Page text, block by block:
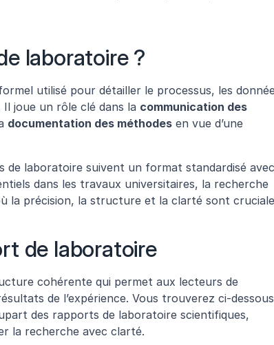
laboratoire ?
utilisé pour détailler le processus, les
joue un rôle clé dans la communication des
documentation des méthodes en vue d’une
laboratoire suivent un format standardisé avec
dans les travaux universitaires, la recherche
la précision, la structure et la clarté sont
de laboratoire
cohérente qui permet aux lecteurs de
de l’expérience. Vous trouverez ci-dessous
des rapports de laboratoire scientifiques,
la recherche avec clarté.